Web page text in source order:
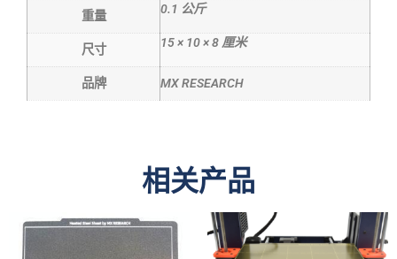
重量 0.1 公斤
尺寸 15 × 10 × 8 厘米
品牌 MX RESEARCH
相关产品